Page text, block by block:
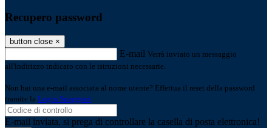
Recupero password
button close ×
E-mail Verrà inviato un messaggio
all'indirizzo indicato con le istruzioni necessarie.
Non hai una e-mail associata al nome utente? Effettua il reset della password
tramite la Login Spaggiari
E-mail inviata, si prega di controllare la casella di posta elettronica!